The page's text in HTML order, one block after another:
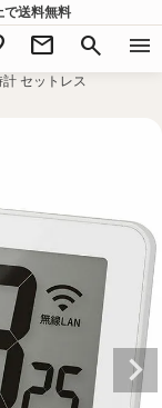
で送料無料
mail search menu
セットレス